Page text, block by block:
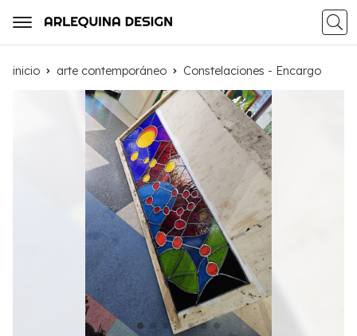
inicio arte contemporáneo Constelaciones - Encargo